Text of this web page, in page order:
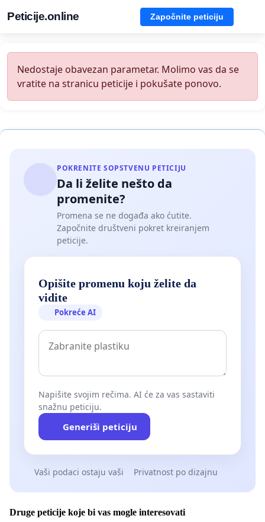
Peticije.online Započnite peticiju
Nedostaje obavezan parametar. Molimo vas da se
vratite na stranicu peticije i pokušate ponovo.
POKRENITE SOPSTVENU PETICIJU
Da li želite nešto da
promenite?
Promena se ne događa ako ćutite.
Započnite društveni pokret kreiranjem
peticije.
Opišite promenu koju želite da
vidite
Pokreće AI
Napišite svojim rečima. AI će za vas sastaviti
snažnu peticiju.
Generiši peticiju
Vaši podaci ostaju vaši Privatnost po dizajnu
Druge peticije koje bi vas mogle interesovati